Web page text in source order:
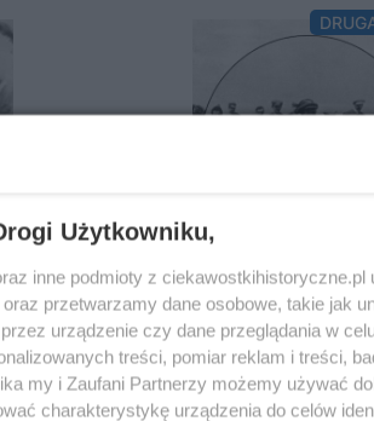
Piekło obozu w
Użytkowniku,
inne podmioty z ciekawostkihistoryczne.pl
przetwarzamy dane osobowe, takie jak
urządzenie czy dane przeglądania w
treści, pomiar reklam i treści,
my i Zaufani Partnerzy możemy używać
charakterystykę urządzenia do celów